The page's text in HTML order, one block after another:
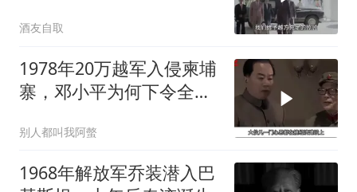
酒友自取
1978年20万越军入侵柬埔
寨，邓小平为何下令全军
别人都叫我阿螫
1968年解放军乔装潜入巴